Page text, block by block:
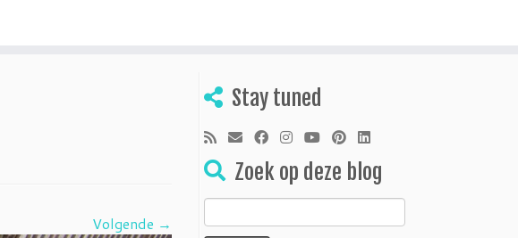
Volgende →
Stay tuned
Zoek op deze blog
Zoeken
naar: